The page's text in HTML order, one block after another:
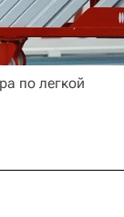
по легкой